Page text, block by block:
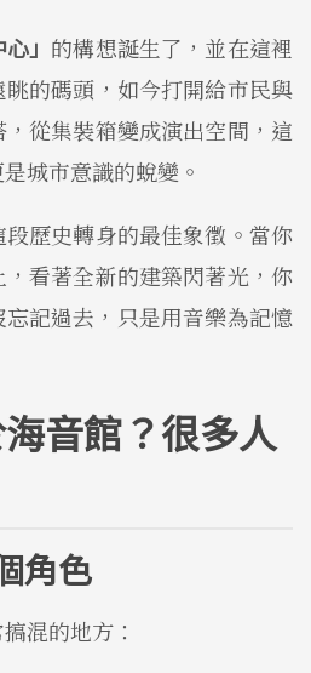
」 的構想誕生了，並在這裡
的碼頭，如今打開給市民與
從集裝箱變成演出空間，這
城市意識的蛻變。
歷史轉身的最佳象徵。當你
看著全新的建築閃著光，你
記過去，只是用音樂為記憶
音館？很多人
角色
混的地方：